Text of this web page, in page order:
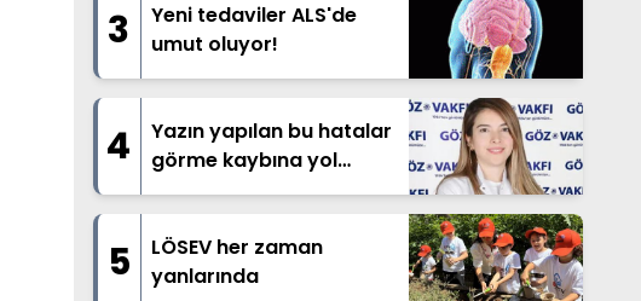
3
Yeni tedaviler ALS'de
umut oluyor!
4
Yazın yapılan bu hatalar
görme kaybına yol
açabilir!
5
LÖSEV her zaman
yanlarında